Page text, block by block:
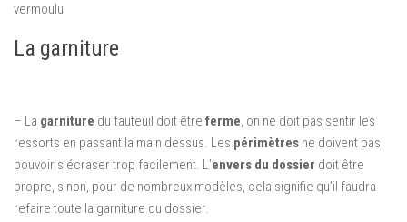
vermoulu.
La garniture
– La garniture du fauteuil doit être ferme, on ne doit pas sentir les
ressorts en passant la main dessus. Les périmètres ne doivent pas
pouvoir s’écraser trop facilement. L’envers du dossier doit être
propre, sinon, pour de nombreux modèles, cela signifie qu’il faudra
refaire toute la garniture du dossier.